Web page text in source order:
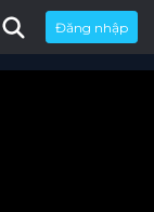
Đăng nhập